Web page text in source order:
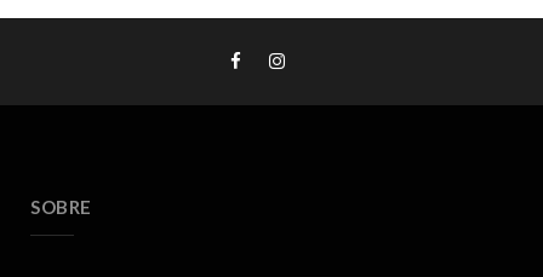
SOBRE